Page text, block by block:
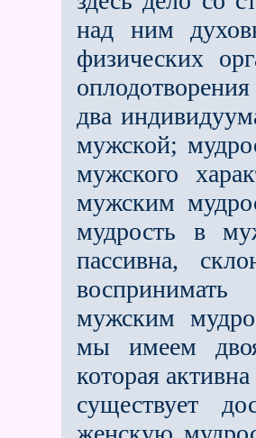
над ним
физических
два
мужской;
мужского
мужским
мудрость в
пассивна,
мужским
мы имеем
которая
существует